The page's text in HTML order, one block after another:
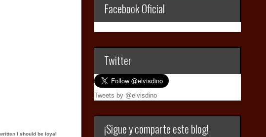
I should be loyal
Facebook Oficial
Twitter
Tweets by @elvisdino
¡Sigue y comparte este blog!